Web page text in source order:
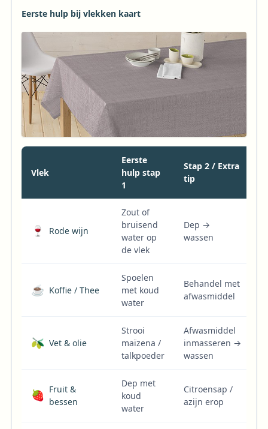
Eerste hulp bij vlekken kaart
Vlek
Eerste
hulp stap
1
Stap 2 / Extra
tip
🍷 Rode wijn
Zout of
bruisend
water op
de vlek
Dep →
wassen
☕ Koffie / Thee
Spoelen
met koud
water
Behandel met
afwasmiddel
🫒 Vet & olie
Strooi
maïzena /
talkpoeder
Afwasmiddel
inmasseren →
wassen
🍓 Fruit &
bessen
Dep met
koud
water
Citroensap /
azijn erop